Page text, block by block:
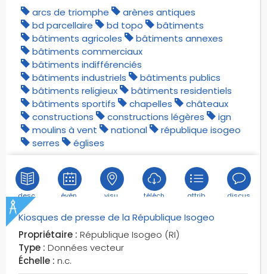
arcs de triomphe
arènes antiques
bd parcellaire
bd topo
bâtiments
bâtiments agricoles
bâtiments annexes
bâtiments commerciaux
bâtiments indifférenciés
bâtiments industriels
bâtiments publics
bâtiments religieux
bâtiments residentiels
bâtiments sportifs
chapelles
châteaux
constructions
constructions légères
ign
moulins à vent
national
république isogeo
serres
églises
desc. évén. visu. téléch. attrib. discus.
Kiosques de presse de la République Isogeo
Propriétaire : République Isogeo (RI)
Type : Données vecteur
Échelle : n.c.